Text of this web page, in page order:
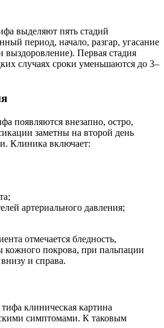
выделяют пять стадий
период, начало, разгар, угасание
Первая стадия
случаях сроки уменьшаются до 3–
появляются внезапно, остро,
заметны на второй день
Клиника включает:
артериального давления;
отмечается бледность,
кожного покрова, при пальпации
и справа.
клиническая картина
симптомами. К таковым